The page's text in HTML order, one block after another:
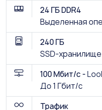
24 ГБ DDR4
Выделенная
240 ГБ
SSD-хранилище
100 Мбит/с -
До 1 Гбит/с
Трафик